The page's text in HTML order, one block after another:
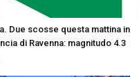
Due scosse questa mattina in
di Ravenna: magnitudo 4.3